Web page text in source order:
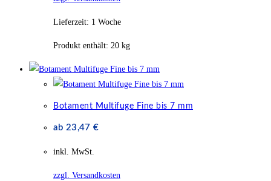
Lieferzeit: 1 Woche
Produkt enthält: 20 kg
Botament Multifuge Fine bis 7 mm
ab 23,47 €
inkl. MwSt.
zzgl. Versandkosten